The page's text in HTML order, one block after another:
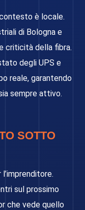
è locale.
di Bologna e
criticità della fibra.
degli UPS e
reale, garantendo
sempre attivo.
SOTTO
sul prossimo
che vede quello